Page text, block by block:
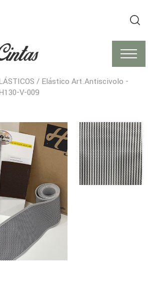
/ Elástico Art.Antiscivolo -
V-009